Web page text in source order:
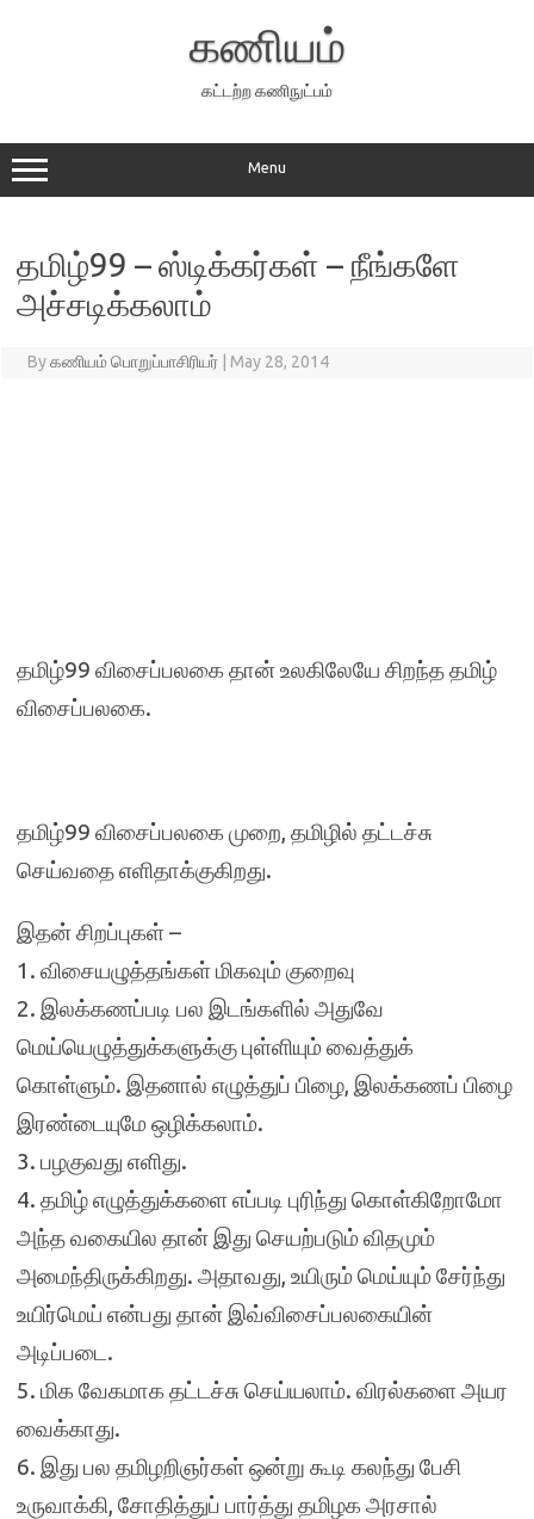
கணியம்
கட்டற்ற கணிநுட்பம்
Menu
தமிழ்99 – ஸ்டிக்கர்கள் – நீங்களே
அச்சடிக்கலாம்
Byகணியம் பொறுப்பாசிரியர் May 28, 2014
தமிழ்99 விசைப்பலகை தான் உலகிலேயே சிறந்த தமிழ்
விசைப்பலகை.
தமிழ்99 விசைப்பலகை முறை, தமிழில் தட்டச்சு
செய்வதை எளிதாக்குகிறது.
இதன் சிறப்புகள் –
1. விசையழுத்தங்கள் மிகவும் குறைவு
2. இலக்கணப்படி பல இடங்களில் அதுவே
மெய்யெழுத்துக்களுக்கு புள்ளியும் வைத்துக்
கொள்ளும். இதனால் எழுத்துப் பிழை, இலக்கணப் பிழை
இரண்டையுமே ஒழிக்கலாம்.
3. பழகுவது எளிது.
4. தமிழ் எழுத்துக்களை எப்படி புரிந்து கொள்கிறோமோ
அந்த வகையில தான் இது செயற்படும் விதமும்
அமைந்திருக்கிறது. அதாவது, உயிரும் மெய்யும் சேர்ந்து
உயிர்மெய் என்பது தான் இவ்விசைப்பலகையின்
அடிப்படை.
5. மிக வேகமாக தட்டச்சு செய்யலாம். விரல்களை அயர
வைக்காது.
6. இது பல தமிழறிஞர்கள் ஒன்று கூடி கலந்து பேசி
உருவாக்கி, சோதித்துப் பார்த்து தமிழக அரசால்